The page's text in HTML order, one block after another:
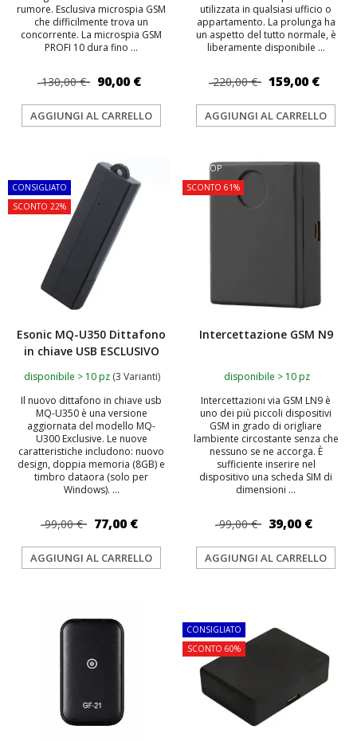
rumore. Esclusiva microspia GSM
che difficilmente trova un
concorrente. La microspia GSM
PROFI 10 dura fino ...
130,00 € 90,00 €
AGGIUNGI AL CARRELLO
utilizzata in qualsiasi ufficio o
appartamento. La prolunga ha
un aspetto del tutto normale, è
liberamente disponibile ...
220,00 € 159,00 €
AGGIUNGI AL CARRELLO
CONSIGLIATO
SCONTO 22%
Esonic MQ-U350 Dittafono
in chiave USB ESCLUSIVO
disponibile > 10 pz (3 Varianti)
Il nuovo dittafono in chiave usb
MQ-U350 è una versione
aggiornata del modello MQ-
U300 Exclusive. Le nuove
caratteristiche includono: nuovo
design, doppia memoria (8GB) e
timbro dataora (solo per
Windows). ...
99,00 € 77,00 €
AGGIUNGI AL CARRELLO
TOP
SCONTO 61%
Intercettazione GSM N9
disponibile > 10 pz
Intercettazioni via GSM LN9 è
uno dei più piccoli dispositivi
GSM in grado di origliare
lambiente circostante senza che
nessuno se ne accorga. È
sufficiente inserire nel
dispositivo una scheda SIM di
dimensioni ...
99,00 € 39,00 €
AGGIUNGI AL CARRELLO
CONSIGLIATO
SCONTO 60%